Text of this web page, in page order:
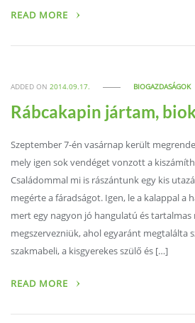
READ MORE
ADDED ON2014.09.17. BIOGAZDASÁGOK
Rábcakapin jártam,
Szeptember 7-én vasárnap került
mely igen sok vendéget vonzott a
Családommal mi is rászántunk egy kis
megérte a fáradságot. Igen, le a kalappal a
mert egy nagyon jó hangulatú és
megszervezniük, ahol egyaránt megtalálta
szakmabeli, a kisgyerekes szülő és […]
READ MORE